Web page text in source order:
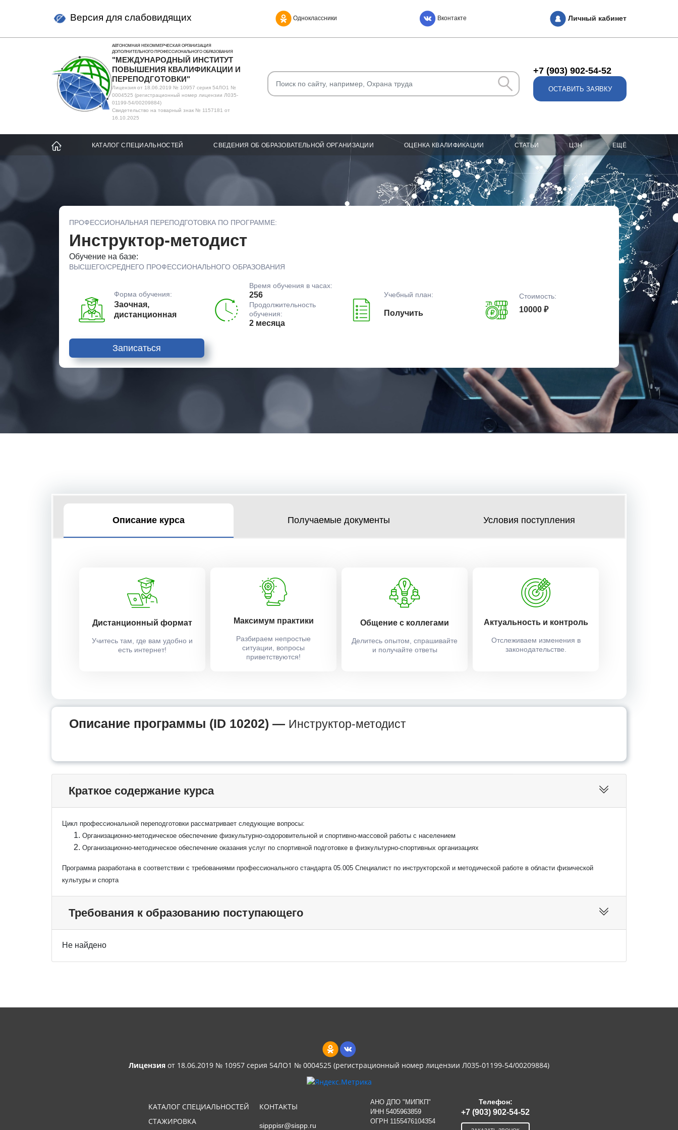
Версия для слабовидящих Одноклассники Вконтакте Личный кабинет
АВТОНОМНАЯ НЕКОММЕРЧЕСКАЯ ОРГАНИЗАЦИЯ
ДОПОЛНИТЕЛЬНОГО ПРОФЕССИОНАЛЬНОГО ОБРАЗОВАНИЯ
"МЕЖДУНАРОДНЫЙ ИНСТИТУТ
ПОВЫШЕНИЯ КВАЛИФИКАЦИИ И
ПЕРЕПОДГОТОВКИ"
Лицензия от 18.06.2019 № 10957 серия 54ЛО1 №
0004525 (регистрационный номер лицензии Л035-
01199-54/00209884)
Свидетельство на товарный знак № 1157181 от
16.10.2025
+7 (903) 902-54-52
ОСТАВИТЬ ЗАЯВКУ
КАТАЛОГ СПЕЦИАЛЬНОСТЕЙ СВЕДЕНИЯ ОБ ОБРАЗОВАТЕЛЬНОЙ ОРГАНИЗАЦИИ ОЦЕНКА КВАЛИФИКАЦИИ СТАТЬИ ЦЗН ЕЩЁ
ПРОФЕССИОНАЛЬНАЯ ПЕРЕПОДГОТОВКА ПО ПРОГРАММЕ:
Инструктор-методист
Обучение на базе:
ВЫСШЕГО/СРЕДНЕГО ПРОФЕССИОНАЛЬНОГО ОБРАЗОВАНИЯ
Форма обучения:
Заочная,
дистанционная
Время обучения в часах:
256
Продолжительность
обучения:
2 месяца
Учебный план:
Получить
Стоимость:
10000 ₽
Записаться
Описание курса Получаемые документы Условия поступления
Дистанционный формат
Учитесь там, где вам удобно и
есть интернет!
Максимум практики
Разбираем непростые
ситуации, вопросы
приветствуются!
Общение с коллегами
Делитесь опытом, спрашивайте
и получайте ответы
Актуальность и контроль
Отслеживаем изменения в
законодательстве.
Описание программы (ID 10202) — Инструктор-методист
Краткое содержание курса
Цикл профессиональной переподготовки рассматривает следующие вопросы:
Организационно-методическое обеспечение физкультурно-оздоровительной и спортивно-массовой работы с населением
Организационно-методическое обеспечение оказания услуг по спортивной подготовке в физкультурно-спортивных организациях
Программа разработана в соответствии с требованиями профессионального стандарта 05.005 Специалист по инструкторской и методической работе в области физической
культуры и спорта
Требования к образованию поступающего
Не найдено
Лицензия от 18.06.2019 № 10957 серия 54ЛО1 № 0004525 (регистрационный номер лицензии Л035-01199-54/00209884)
КАТАЛОГ СПЕЦИАЛЬНОСТЕЙ
СТАЖИРОВКА
КОНТАКТЫ
sipppisr@sispp.ru
АНО ДПО "МИПКП"
ИНН 5405963859
ОГРН 1155476104354
Телефон:
+7 (903) 902-54-52